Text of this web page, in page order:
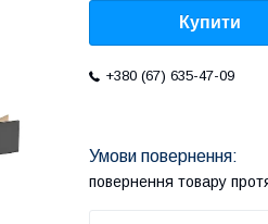
Купити
+380 (67) 635-47-09
повернення товару